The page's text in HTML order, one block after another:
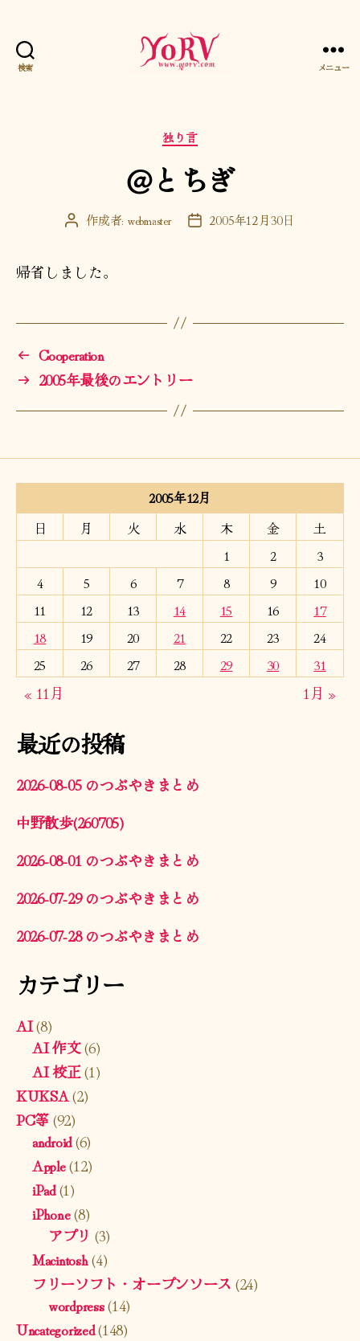
検索 メニュー
カ
テ
ゴ
リ
独り言
＠とちぎ
投 作成者: webmaster
投 2005年12月30日
帰省しました。
← Cooperation
→ 2005年最後のエントリー
2005年12月
日
月 火 水 木 金
土
1
2
3
4
5 6 7 8 9
10
11
12 13 14 15 16
17
18
19 20 21 22 23
24
25
26 27 28 29 30 31
« 11月 1月 »
最近の投稿
2026-08-05 のつぶやきまとめ
中野散歩(260705)
2026-08-01 のつぶやきまとめ
2026-07-29 のつぶやきまとめ
2026-07-28 のつぶやきまとめ
カテゴリー
AI(8)
AI 作文(6)
AI 校正(1)
KUKSA(2)
PC等(92)
android(6)
Apple(12)
iPad(1)
iPhone(8)
アプリ (3)
Macintosh(4)
フリーソフト・オープンソース (24)
wordpress(14)
Uncategorized(148)